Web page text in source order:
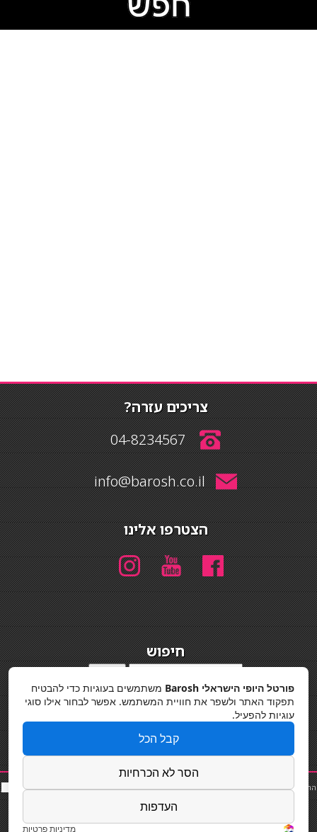
צריכים עזרה?
04-8234567
info@barosh.co.il
הצטרפו אלינו
חיפוש
מדיניות פרטיות
החלקות שיער|תאורה לבית|פאות ותוספות שיער|נייל סטודיו|תוספות שיער|שף פרטי|כ
סאות
Designed byBarosh 2020
פורטל היופי הישראלי Barosh
משתמשים בעוגיות כדי להבטיח
תפקוד האתר ולשפר את חוויית המשתמש. אפשר לבחור אילו סוגי
עוגיות להפעיל.
קבל הכל
הסר לא הכרחיות
העדפות
מדיניות פרטיות